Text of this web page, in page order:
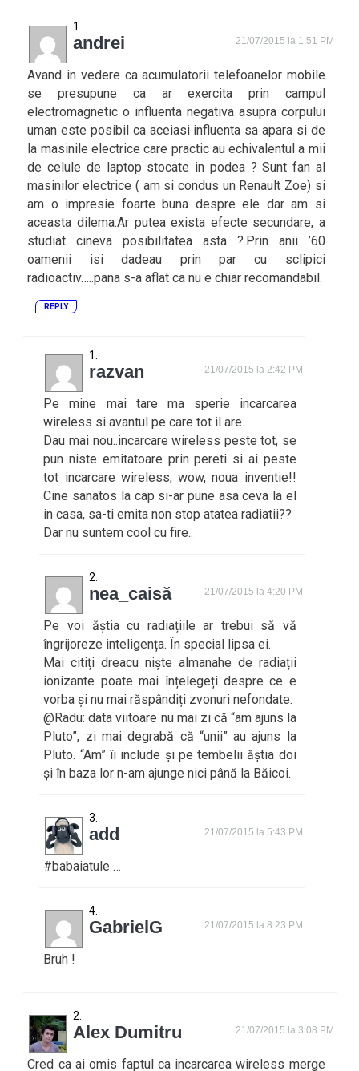
andrei 21/07/2015 la 1:51 PM
Avand in vedere ca acumulatorii telefoanelor mobile
se presupune ca ar exercita prin campul
electromagnetic o influenta negativa asupra corpului
uman este posibil ca aceiasi influenta sa apara si de
la masinile electrice care practic au echivalentul a mii
de celule de laptop stocate in podea ? Sunt fan al
masinilor electrice ( am si condus un Renault Zoe) si
am o impresie foarte buna despre ele dar am si
aceasta dilema.Ar putea exista efecte secundare, a
studiat cineva posibilitatea asta ?.Prin anii ’60
oamenii isi dadeau prin par cu sclipici
radioactiv…..pana s-a aflat ca nu e chiar recomandabil.
REPLY
razvan 21/07/2015 la 2:42 PM
Pe mine mai tare ma sperie incarcarea
wireless si avantul pe care tot il are.
Dau mai nou..incarcare wireless peste tot, se
pun niste emitatoare prin pereti si ai peste
tot incarcare wireless, wow, noua inventie!!
Cine sanatos la cap si-ar pune asa ceva la el
in casa, sa-ti emita non stop atatea radiatii??
Dar nu suntem cool cu fire..
nea_caisă 21/07/2015 la 4:20 PM
Pe voi ăștia cu radiațiile ar trebui să vă
îngrijoreze inteligența. În special lipsa ei.
Mai citiți dreacu niște almanahe de radiații
ionizante poate mai înțelegeți despre ce e
vorba și nu mai răspândiți zvonuri nefondate.
@Radu: data viitoare nu mai zi că “am ajuns la
Pluto”, zi mai degrabă că “unii” au ajuns la
Pluto. “Am” îi include și pe tembelii ăștia doi
și în baza lor n-am ajunge nici până la Băicoi.
add 21/07/2015 la 5:43 PM
#babaiatule …
GabrielG 21/07/2015 la 8:23 PM
Bruh !
Alex Dumitru 21/07/2015 la 3:08 PM
Cred ca ai omis faptul ca incarcarea wireless merge